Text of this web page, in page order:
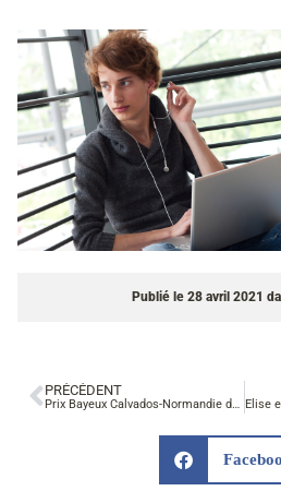
Publié le 28 avril 2021
PRÉCÉDENT
Prix Bayeux Calvados-Normandie des correspondants de guerre